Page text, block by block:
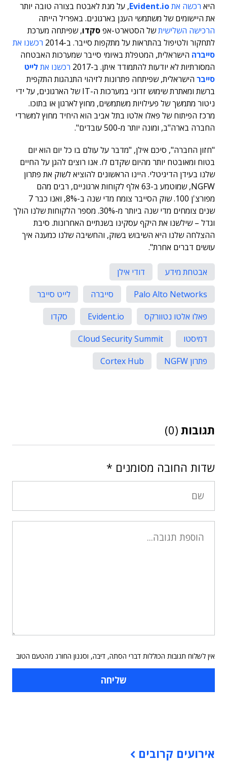
היא רכשה אתEvident.io, על מנת לאבטח בצורה טובה יותר
את היישומים של משתמשי הענן בארגונים. באפריל הייתה
הרכישה השלישיתשל הסטארט-אפסקדו, שפיתחה מערכת
לתחקור ולטיפול בהתראות על מתקפות סייבר. ב-2014
רכשנו את
סייברה הישראלית, המטפלת באיומי סייבר שמערכות האבטחה
המסורתיות לא יודעות להתמודד איתן. ב-2017
רכשנו אתלייט
סייבר הישראלית, שפיתחה פתרונות לזיהוי התנהגות התקפית
ברשת ומאתרת שימוש זדוני במערכות ה-IT של הארגונים, על ידי
ניטור מתמשך של פעילויות משתמשים, מחוץ לארגון או בתוכו.
מרכז הפיתוח של פאלו אלטו בתל אביב הוא היחיד מחוץ למשרדי
החברה בארה"ב, ומונה יותר מ-500 עובדים".
"חזון החברה", סיכם אילן, "מדבר על עולם בו כל יום הוא יום
בטוח ומאובטח יותר מהיום שקדם לו. אנו רוצים להגן על החיים
שלנו בעידן הדיגיטלי. היינו הראשונים להוציא לשוק את פתרון
NGFW, שמוטמע ב-63 אלף לקוחות ארגוניים, רבים מהם
מפורצ'ן 100. שוק הסייבר צומח מדי שנה ב-8%, ואנו כבר 7
שנים צומחים מדי שנה ביותר מ-30%. מספר הלקוחות שלנו הולך
וגדל – שילשנו את היקף עסקינו בשנתיים האחרונות. סיבת
ההצלחה שלנו היא השיבוש בשוק, והחשיבה שלנו כמענה איך
עושים דברים אחרת".
אבטחת מידע
דודי אילן
Palo Alto Networks
סייברה
לייט סייבר
פאלו אלטו נטוורקס
Evident.io
סקדו
דמיסטו
Cloud Security Summit
פתרון NGFW
Cortex Hub
תגובות (0)
שדות החובה מסומנים *
אין לשלוח תגובות הכוללות דברי הסתה, דיבה, וסגנון החורג מהטעם הטוב
אירועים קרובים